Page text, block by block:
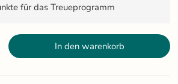
für das Treueprogramm